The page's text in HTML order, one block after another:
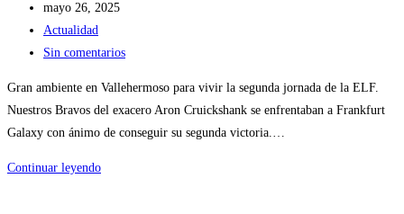
mayo 26, 2025
Actualidad
Sin comentarios
Gran ambiente en Vallehermoso para vivir la segunda jornada de la ELF.
Nuestros Bravos del exacero Aron Cruickshank se enfrentaban a Frankfurt
Galaxy con ánimo de conseguir su segunda victoria.…
Continuar leyendo